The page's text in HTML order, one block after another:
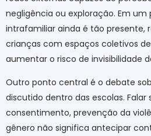
negligência ou exploração. Em um
intrafamiliar ainda é tão presente,
crianças com espaços coletivos
aumentar o risco de invisibilidade
Outro ponto central é o debate
discutido dentro das escolas. Falar
consentimento, prevenção da
gênero não significa antecipar